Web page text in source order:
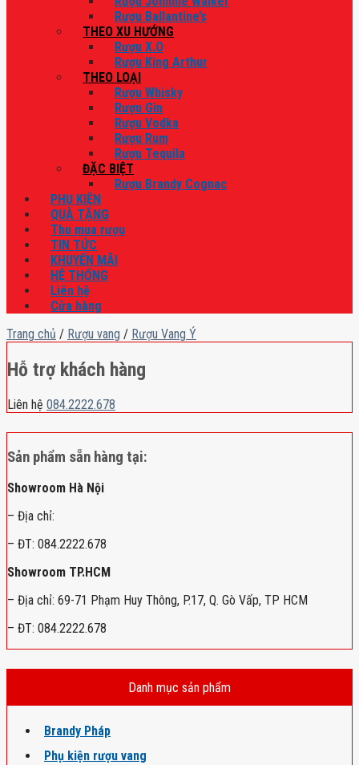
Rượu Ballantine’s
THEO XU HƯỚNG
Rượu X.O
Rượu King Arthur
THEO LOẠI
Rượu Whisky
Rượu Gin
Rượu Vodka
Rượu Rum
Rượu Tequila
ĐẶC BIỆT
Rượu Brandy Cognac
PHỤ KIỆN
QUÀ TẶNG
Thu mua rượu
TIN TỨC
KHUYẾN MÃI
HỆ THỐNG
Liên hệ
Cửa hàng
Trang chủ / Rượu vang / Rượu Vang Ý
Hỗ trợ khách hàng
Liên hệ 084.2222.678
Sản phẩm sẵn hàng tại:
Showroom Hà Nội
– Địa chỉ:
– ĐT: 084.2222.678
Showroom TP.HCM
– Địa chỉ: 69-71 Phạm Huy Thông, P.17, Q. Gò Vấp, TP HCM
– ĐT: 084.2222.678
Danh mục sản phẩm
Brandy Pháp
Phụ kiện rượu vang